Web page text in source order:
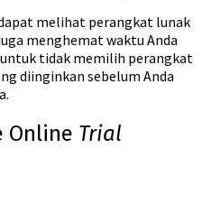
melihat perangkat lunak
menghemat waktu Anda
tidak memilih perangkat
diinginkan sebelum Anda
Online Trial